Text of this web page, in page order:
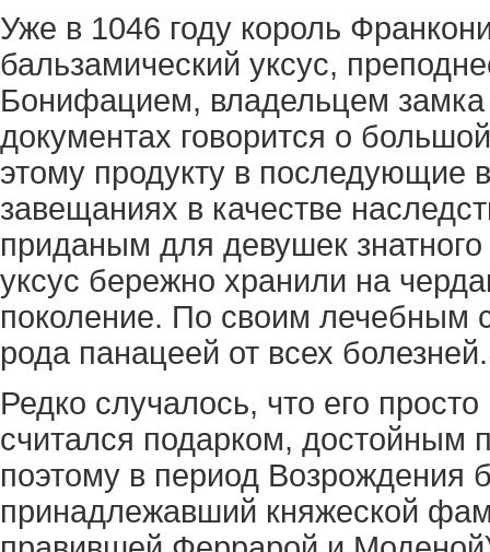
Уже в 1046 году король
бальзамический уксус,
Бонифацием, владельцем замка
документах говорится о
этому продукту в последующие
завещаниях в качестве
приданым для девушек
уксус бережно хранили на
поколение. По своим лечебным
рода панацеей от всех болезней.
Редко случалось, что его
считался подарком, достойным
поэтому в период Возрождения
принадлежавший княжеской